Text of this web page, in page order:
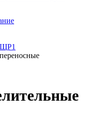
ЩР1